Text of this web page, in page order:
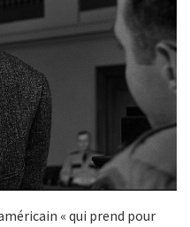
« qui prend pour